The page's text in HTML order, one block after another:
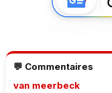
💬 Commentaires
van meerbeck